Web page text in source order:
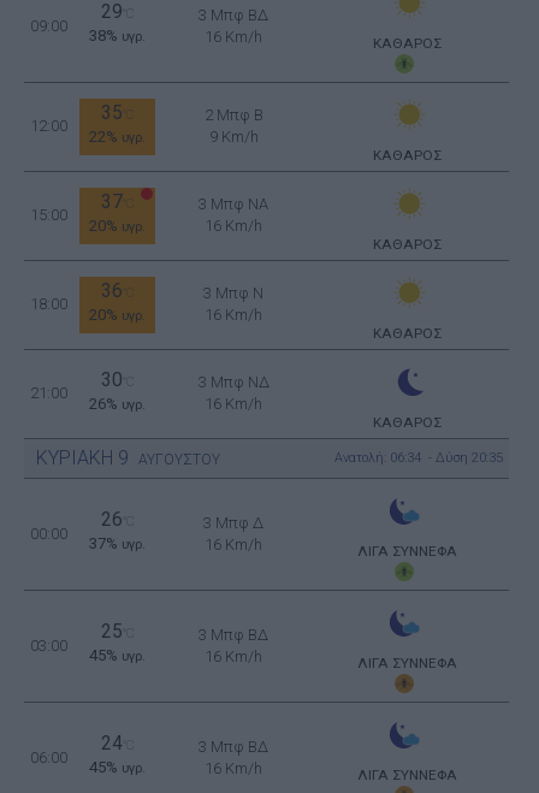
09:00
29
38% υγρ.
3 Μπφ ΒΔ
16 Km/h
ΚΑΘΑΡΟΣ
12:00
35
22% υγρ.
2 Μπφ B
9 Km/h
ΚΑΘΑΡΟΣ
15:00
37
20% υγρ.
3 Μπφ NA
16 Km/h
ΚΑΘΑΡΟΣ
18:00
36
20% υγρ.
3 Μπφ N
16 Km/h
ΚΑΘΑΡΟΣ
21:00
30
26% υγρ.
3 Μπφ ΝΔ
16 Km/h
ΚΑΘΑΡΟΣ
ΚΥΡΙΑΚΗ 9 ΑΥΓΟΥΣΤΟΥ Ανατολή: 06:34 - Δύση 20:35
00:00
26
37% υγρ.
3 Μπφ Δ
16 Km/h
ΛΙΓΑ ΣΥΝΝΕΦΑ
03:00
25
45% υγρ.
3 Μπφ ΒΔ
16 Km/h
ΛΙΓΑ ΣΥΝΝΕΦΑ
06:00
24°C
45% υγρ.
3 Μπφ ΒΔ
16 Km/h
ΛΙΓΑ ΣΥΝΝΕΦΑ